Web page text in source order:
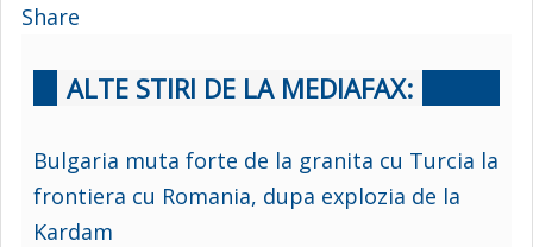
Share
ALTE STIRI DE LA MEDIAFAX:
Bulgaria muta forte de la granita cu Turcia la
frontiera cu Romania, dupa explozia de la
Kardam